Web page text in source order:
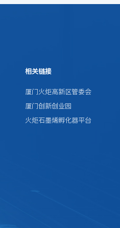
相关链接
厦门火炬高新区管委会
厦门创新创业园
火炬石墨烯孵化器平台